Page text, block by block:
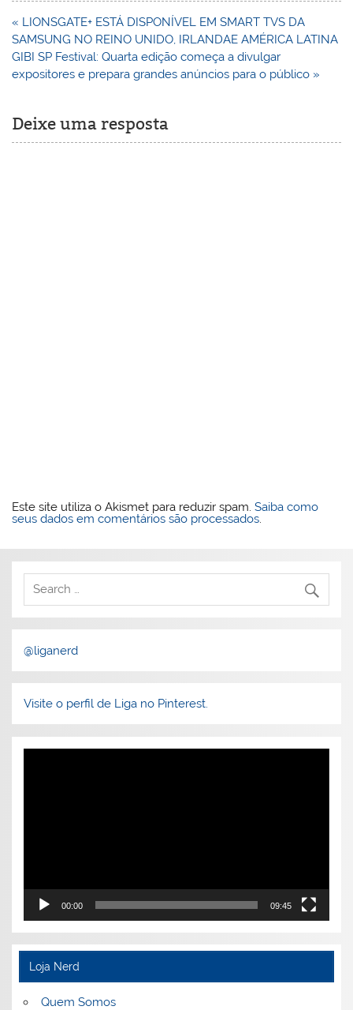
Navegação
de
Post
« LIONSGATE+ ESTÁ DISPONÍVEL EM SMART TVS DA
SAMSUNG NO REINO UNIDO, IRLANDAE AMÉRICA LATINA
GIBI SP Festival: Quarta edição começa a divulgar
expositores e prepara grandes anúncios para o público »
Deixe uma resposta
Este site utiliza o Akismet para reduzir spam.Saiba como
seus dados em comentários são processados.
@liganerd
Visite o perfil de Liga no Pinterest.
Tocador
00:00 09:45
Loja Nerd
Quem Somos